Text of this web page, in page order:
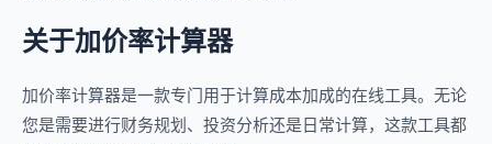
关于加价率计算器
加价率计算器是一款专门用于计算成本加成的在线工具。无论
您是需要进行财务规划、投资分析还是日常计算，这款工具都